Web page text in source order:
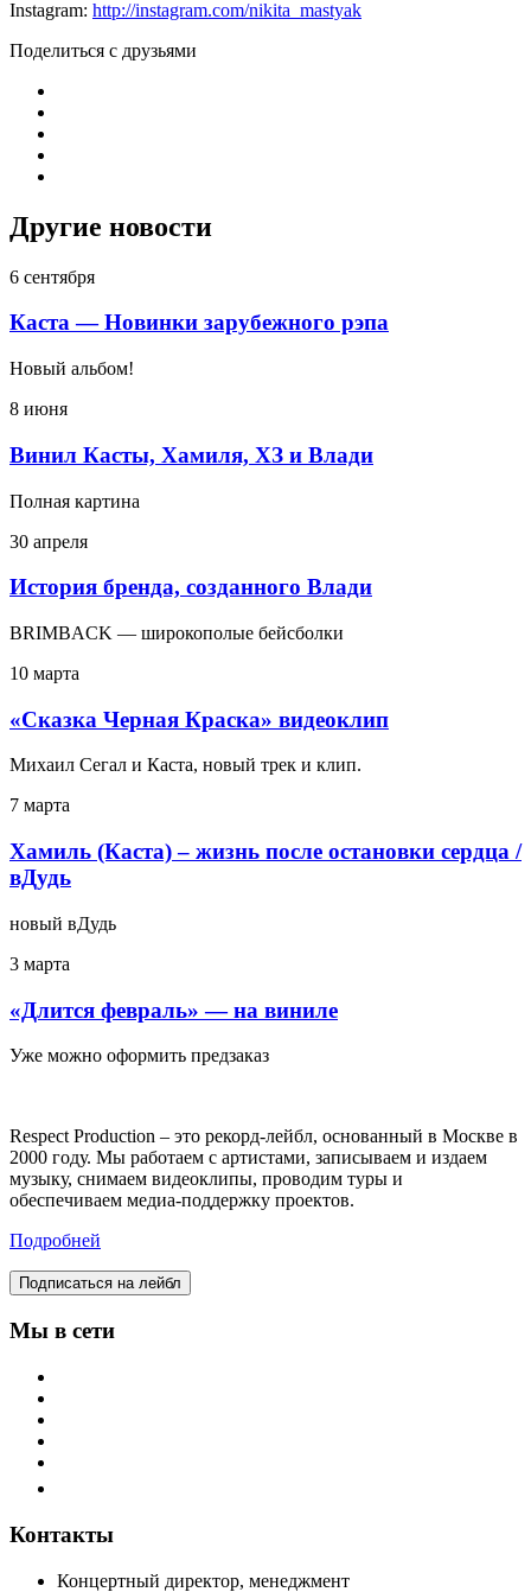
Instagram: http://instagram.com/nikita_mastyak
Поделиться с друзьями
Другие новости
6 сентября
Каста — Новинки зарубежного рэпа
Новый альбом!
8 июня
Винил Касты, Хамиля, ХЗ и Влади
Полная картина
30 апреля
История бренда, созданного Влади
BRIMBACK — широкополые бейсболки
10 марта
«Сказка Черная Краска» видеоклип
Михаил Сегал и Каста, новый трек и клип.
7 марта
Хамиль (Каста) – жизнь после остановки сердца /
вДудь
новый вДудь
3 марта
«Длится февраль» — на виниле
Уже можно оформить предзаказ
Respect Production – это рекорд-лейбл, основанный в Москве в
2000 году. Мы работаем с артистами, записываем и издаем
музыку, снимаем видеоклипы, проводим туры и
обеспечиваем медиа-поддержку проектов.
Подробней
Подписаться на лейбл
Мы в сети
Контакты
Концертный директор, менеджмент